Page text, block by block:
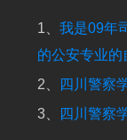
1、 我是09年
的公安专业的
2、
四川警察
3、
四川警察